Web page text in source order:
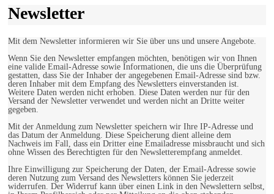
Newsletter
Mit dem Newsletter informieren wir Sie über uns und unsere Angebote.
Wenn Sie den Newsletter empfangen möchten, benötigen wir von Ihnen
eine valide Email-Adresse sowie Informationen, die uns die Überprüfung
gestatten, dass Sie der Inhaber der angegebenen Email-Adresse sind bzw.
deren Inhaber mit dem Empfang des Newsletters einverstanden ist.
Weitere Daten werden nicht erhoben. Diese Daten werden nur für den
Versand der Newsletter verwendet und werden nicht an Dritte weiter
gegeben.
Mit der Anmeldung zum Newsletter speichern wir Ihre IP-Adresse und
das Datum der Anmeldung. Diese Speicherung dient alleine dem
Nachweis im Fall, dass ein Dritter eine Emailadresse missbraucht und sich
ohne Wissen des Berechtigten für den Newsletterempfang anmeldet.
Ihre Einwilligung zur Speicherung der Daten, der Email-Adresse sowie
deren Nutzung zum Versand des Newsletters können Sie jederzeit
widerrufen. Der Widerruf kann über einen Link in den Newslettern selbst,